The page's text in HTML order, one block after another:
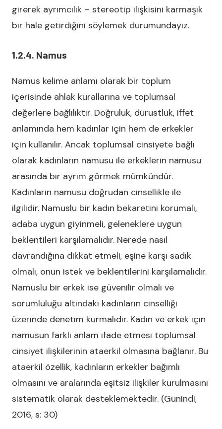
girerek ayrımcılık – stereotip ilişkisini karmaşık
bir hale getirdiğini söylemek durumundayız.
1.2.4. Namus
Namus kelime anlamı olarak bir toplum
içerisinde ahlak kurallarına ve toplumsal
değerlere bağlılıktır. Doğruluk, dürüstlük, iffet
anlamında hem kadınlar için hem de erkekler
için kullanılır. Ancak toplumsal cinsiyete bağlı
olarak kadınların namusu ile erkeklerin namusu
arasında bir ayrım görmek mümkündür.
Kadınların namusu doğrudan cinsellikle ile
ilgilidir. Namuslu bir kadın bekaretini korumalı,
adaba uygun giyinmeli, geleneklere uygun
beklentileri karşılamalıdır. Nerede nasıl
davrandığına dikkat etmeli, eşine karşı sadık
olmalı, onun istek ve beklentilerini karşılamalıdır.
Namuslu bir erkek ise güvenilir olmalı ve
sorumluluğu altındaki kadınların cinselliği
üzerinde denetim kurmalıdır. Kadın ve erkek için
namusun farklı anlam ifade etmesi toplumsal
cinsiyet ilişkilerinin ataerkil olmasına bağlanır. Bu
ataerkil özellik, kadınların erkekler bağımlı
olmasını ve aralarında eşitsiz ilişkiler kurulmasını
sistematik olarak desteklemektedir. (Günindi,
2016, s: 30)